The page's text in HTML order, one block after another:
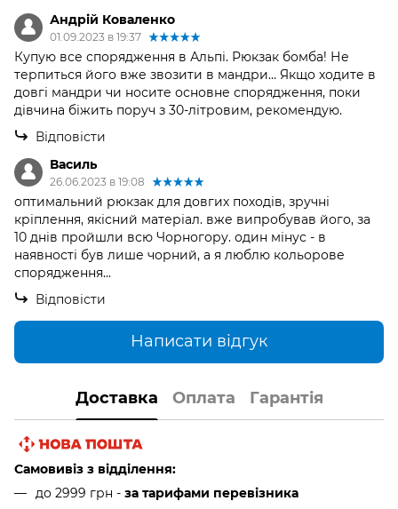
Андрій Коваленко
01.09.2023 в 19:37
Купую все спорядження в Альпі. Рюкзак бомба! Не
терпиться його вже звозити в мандри… Якщо ходите в
довгі мандри чи носите основне спорядження, поки
дівчина біжить поруч з 30-літровим, рекомендую.
Відповісти
Василь
26.06.2023 в 19:08
оптимальний рюкзак для довгих походів, зручні
кріплення, якісний матеріал. вже випробував його, за
10 днів пройшли всю Чорногору. один мінус - в
наявності був лише чорний, а я люблю кольорове
спорядження...
Відповісти
Написати відгук
Доставка Оплата Гарантія
Самовивіз з відділення:
до 2999 грн - за тарифами перевізника